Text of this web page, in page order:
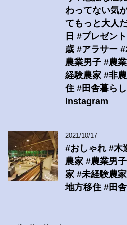
わってない気
てもっと大人
日 #プレゼン
歳 #アラサー
農業男子 #農
経験農家 #非
住 #田舎暮ら
Instagram
2021/10/17
#おしゃれ #木
農家 #農業男
家 #未経験農
地方移住 #田